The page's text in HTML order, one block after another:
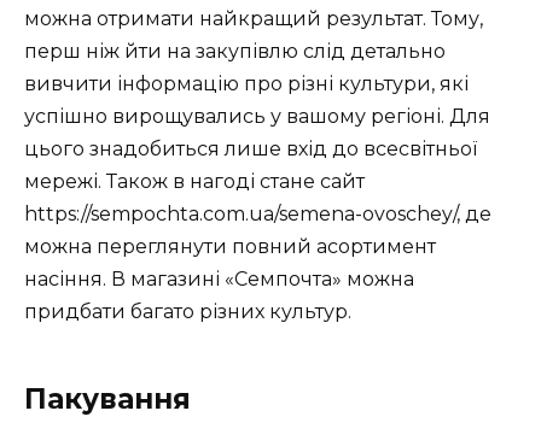
можна отримати найкращий результат. Тому,
перш ніж йти на закупівлю слід детально
вивчити інформацію про різні культури, які
успішно вирощувались у вашому регіоні. Для
цього знадобиться лише вхід до всесвітньої
мережі. Також в нагоді стане сайт
https://sempochta.com.ua/semena-ovoschey/, де
можна переглянути повний асортимент
насіння. В магазині «Семпочта» можна
придбати багато різних культур.
Пакування